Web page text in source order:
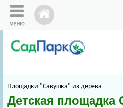
Площадки "Савушка" из дерева
Детская площадка